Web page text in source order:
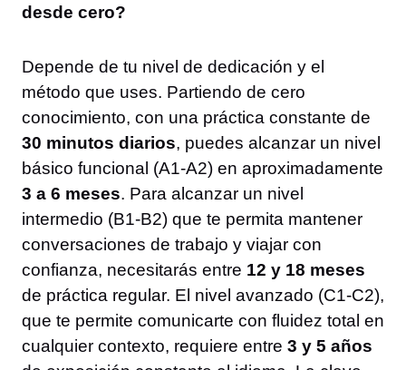
desde cero?
Depende de tu nivel de dedicación y el
método que uses. Partiendo de cero
conocimiento, con una práctica constante de
30 minutos diarios, puedes alcanzar un nivel
básico funcional (A1-A2) en aproximadamente
3 a 6 meses. Para alcanzar un nivel
intermedio (B1-B2) que te permita mantener
conversaciones de trabajo y viajar con
confianza, necesitarás entre 12 y 18 meses
de práctica regular. El nivel avanzado (C1-C2),
que te permite comunicarte con fluidez total en
cualquier contexto, requiere entre 3 y 5 años